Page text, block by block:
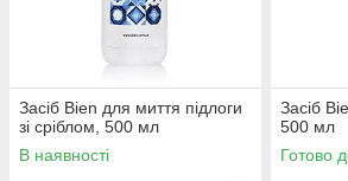
Засіб Bien для миття підлоги
зі сріблом, 500 мл
В наявності
Засіб
500 мл
Готово